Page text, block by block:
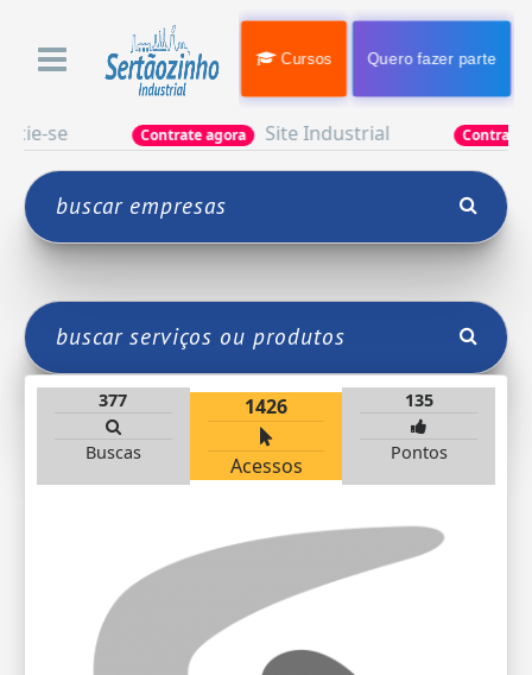
Cursos Quero fazer parte
Contrate agora Site Industrial Contrate agora
377
Buscas
1426
Acessos
135
Pontos